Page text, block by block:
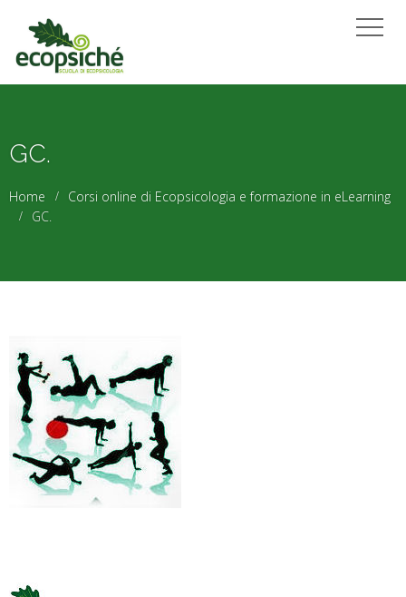
GC.
Home
Corsi online di Ecopsicologia e formazione in eLearning
GC.